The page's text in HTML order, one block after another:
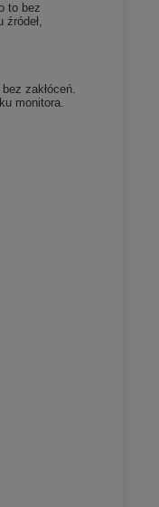
to bez
źródeł,
zakłóceń.
monitora.